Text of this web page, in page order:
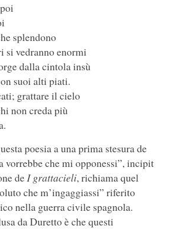
splendono
vedranno enormi
dalla cintola insù
suoi alti piati.
grattare il cielo
non creda più
poesia a una prima stesura de
vorrebbe che mi opponessi”, incipit
deI grattacieli, richiama quel
che m’ingaggiassi” riferito
nella guerra civile spagnola.
da Duretto è che questi